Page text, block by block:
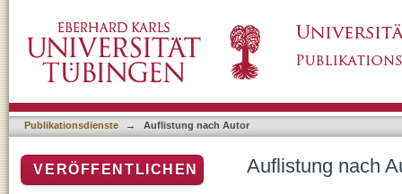
Publikationsdienste → Auflistung nach Autor
Auflistung nach
VERÖFFENTLICHEN